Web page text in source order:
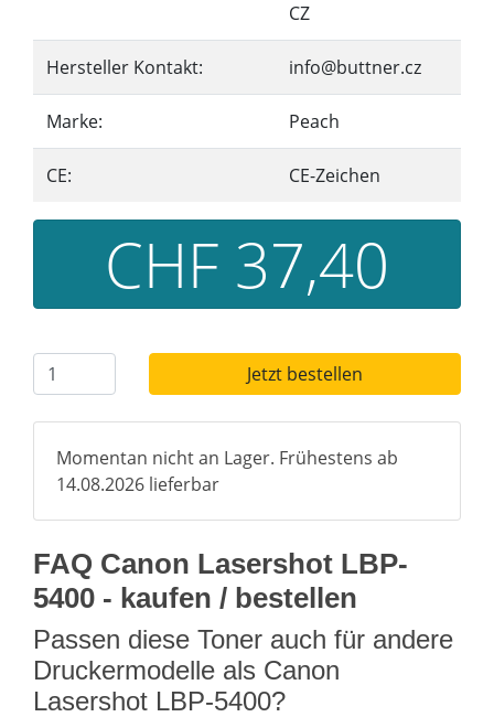
CZ
Hersteller Kontakt: info@buttner.cz
Marke: Peach
CE: CE-Zeichen
CHF 37,40
Jetzt bestellen
Momentan nicht an Lager. Frühestens ab
14.08.2026 lieferbar
FAQ Canon Lasershot LBP-
5400 - kaufen / bestellen
Passen diese Toner auch für andere
Druckermodelle als Canon
Lasershot LBP-5400?